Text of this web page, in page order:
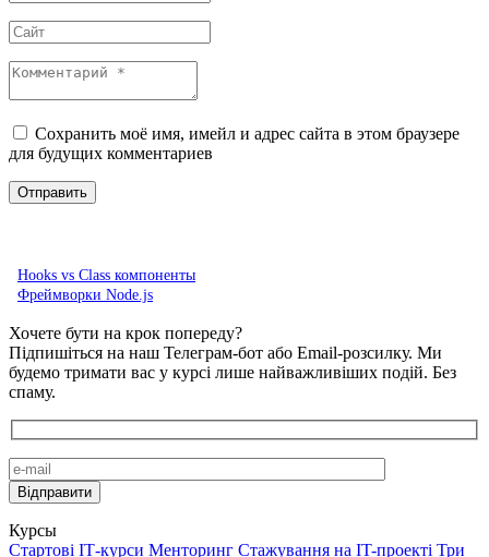
Сохранить моё имя, имейл и адрес сайта в этом браузере
для будущих комментариев
Hooks vs Class компоненты
Фреймворки Node.js
Хочете бути на крок попереду?
Підпишіться на наш Телеграм-бот або Email-розсилку. Ми
будемо тримати вас у курсі лише найважливіших подій. Без
спаму.
Курсы
Стартові IТ-курси Менторинг Стажування на IT-проекті Три